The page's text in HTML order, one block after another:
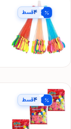
۴قسط
۴قسط